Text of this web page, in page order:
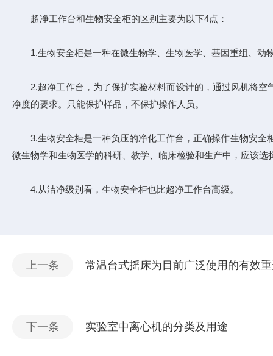
超净工作台和生物安全柜的区别主要为以下4点：
1.生物安全柜是一种在微生物学、生物医学、基因重组、动
2.超净工作台，为了保护实验材料而设计的，通过风机将空
净度的要求。只能保护样品，不保护操作人员。
3.生物安全柜是一种负压的净化工作台，正确操作生物安全
微生物学和生物医学的科研、教学、临床检验和生产中，应该
4.从洁净级别看，生物安全柜也比超净工作台高级。
上一条 常温台式摇床为目前广泛使用的有效
下一条 实验室中离心机的分类及用途